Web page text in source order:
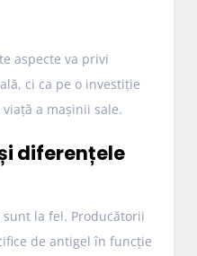
aspecte va privi
ci ca pe o investiție
a mașinii sale.
diferențele
la fel. Producătorii
de antigel în funcție